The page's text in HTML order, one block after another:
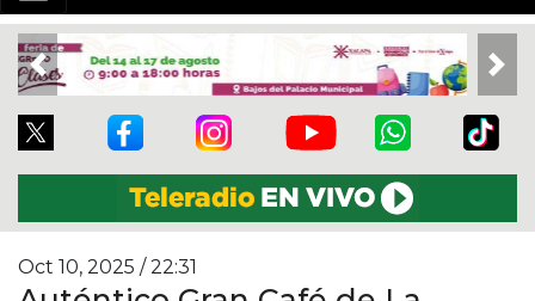
Previous
Oct 10, 2025 / 22:31